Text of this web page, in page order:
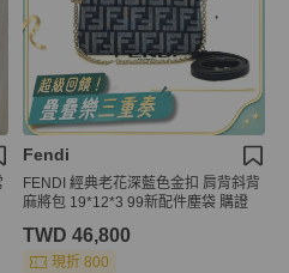
Fendi
FENDI 經典老花深藍色金扣 肩背斜背
麻將包 19*12*3 99新配件塵袋 購證
TWD 46,800
現折 800